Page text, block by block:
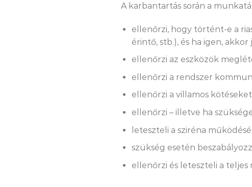
A karbantartás során a
ellenőrzi, hogy történt-e a
érintő, stb.), és ha igen,
ellenőrzi az eszközök
ellenőrzi a rendszer
ellenőrzi a villamos
ellenőrzi – illetve ha
leteszteli a sziréna
szükség esetén
ellenőrzi és leteszteli a